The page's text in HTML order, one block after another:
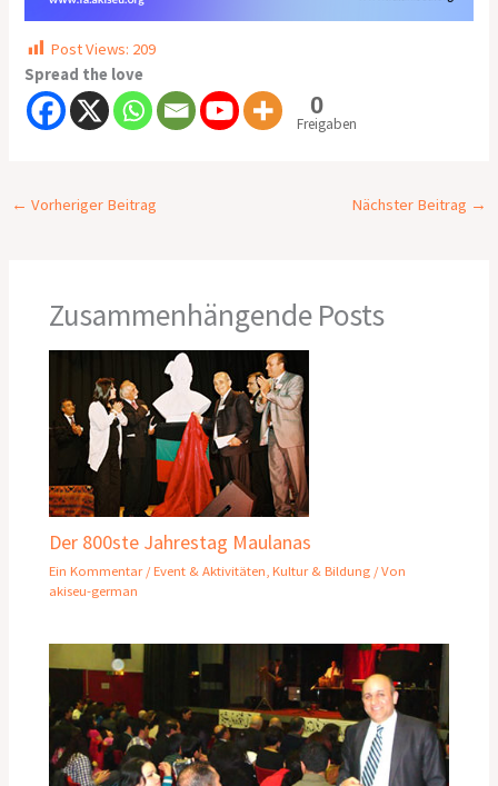
Post Views: 209
Spread the love
0
Freigaben
← Vorheriger Beitrag Nächster Beitrag →
Zusammenhängende Posts
Der 800ste Jahrestag Maulanas
Ein Kommentar /Event & Aktivitäten ,Kultur & Bildung / Von
akiseu-german